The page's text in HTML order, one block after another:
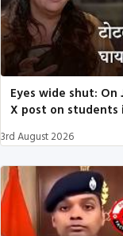
Eyes wide shut: On
X post on students
3rd August 2026